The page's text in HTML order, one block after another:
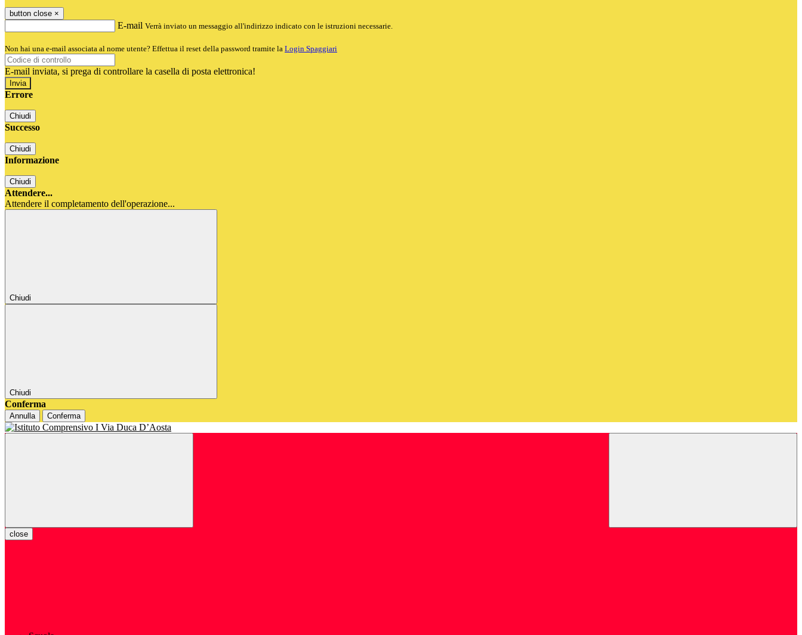
button close ×
E-mail Verrà inviato un messaggio all'indirizzo indicato con le istruzioni necessarie.
Non hai una e-mail associata al nome utente? Effettua il reset della password tramite la Login Spaggiari
E-mail inviata, si prega di controllare la casella di posta elettronica!
Errore
Chiudi
Successo
Chiudi
Informazione
Chiudi
Attendere...
Attendere il completamento dell'operazione...
Chiudi
Chiudi
Conferma
Annulla Conferma
close